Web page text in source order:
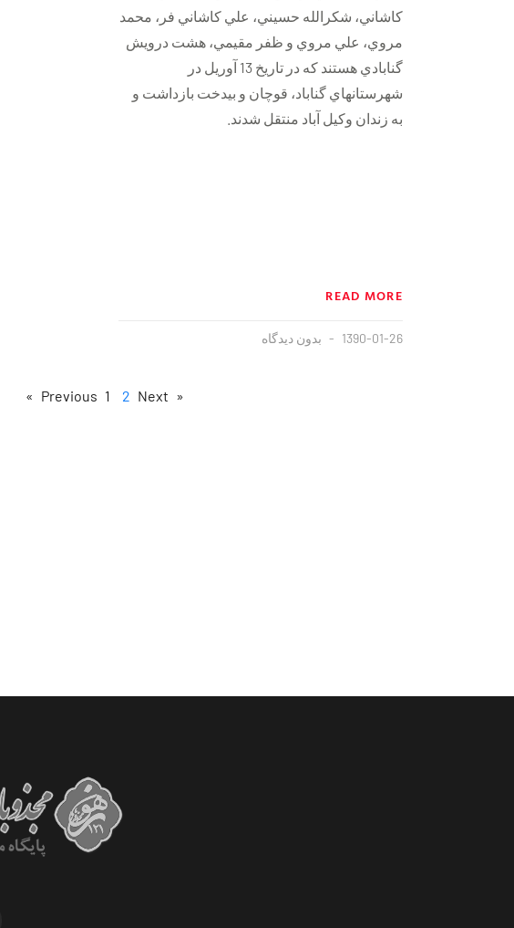
كاشاني، شكرالله حسيني، علي كاشاني فر، محمد
مروي، علي مروي و ظفر مقيمي، هشت درويش
گنابادي هستند كه در تاريخ 13 آوريل در
شهرستانهاي گناباد، قوچان و بيدخت بازداشت و
به زندان وكيل آباد منتقل شدند.
READ MORE
1390-01-26 بدون دیدگاه
« Previous
1 2 Next »